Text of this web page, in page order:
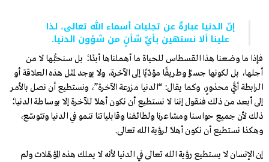
إنّ الدنيا عبارةٌ عن تجليات أسماء الله تعالى، لذا
علينا ألا نستهين بأيِّ شأنٍ من شؤون الدنيا.
فإذا ما وضعنا هذا القسطاس للحياة ما أهملناها أبدًا؛ بل سنحبُّها لا من
أجلها، بل لكونها جسرًا وطريقًا مؤدّيًا إلى الآخرة، ولا يوجد لمثل هذه العلاقة أو
الرابطة أيُّ محذورٍ، وكما يقال: “الدنيا مزرعة الآخرة”، ونستطيع أن نصل بالأمر
إلى أبعد من ذلك فنقول إننا لا نستطيع أن نكون أهلًا للآخرة إلا بوساطة الدنيا؛
ذلك لأن جميع حواسنا ومشاعرنا ولطائفنا وقابلياتنا تنمو في الدنيا وتتوسّع،
وهكذا نستطيع أن نكون أهلًا لرؤية الله تعالى.
إن الإنسان لا يستطيع رؤية الله تعالى في الدنيا لأنه لا يملك هذه المؤهّلات ولم